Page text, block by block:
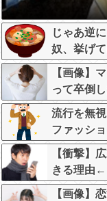
じゃあ逆
奴、挙げ
【画像】
って卒倒
流行を無
ファッシ
【衝撃】
きる理由←
w w w
【画像】